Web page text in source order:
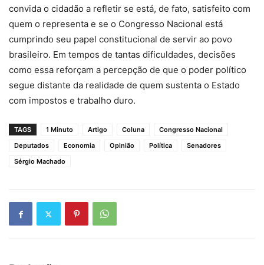
convida o cidadão a refletir se está, de fato, satisfeito com
quem o representa e se o Congresso Nacional está
cumprindo seu papel constitucional de servir ao povo
brasileiro. Em tempos de tantas dificuldades, decisões
como essa reforçam a percepção de que o poder político
segue distante da realidade de quem sustenta o Estado
com impostos e trabalho duro.
TAGS 1 Minuto Artigo Coluna
Congresso Nacional
Deputados
Economia Opinião Política
Senadores
Sérgio Machado